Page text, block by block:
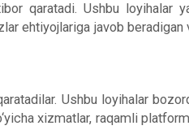
qaratadi. Ushbu loyihalar
ehtiyojlariga javob
Ushbu loyihalar
xizmatlar, raqamli